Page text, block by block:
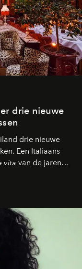
drie nieuwe
drie nieuwe
Een Italiaans
vita van de jaren
en de
nieuwe adressen
lunches tot